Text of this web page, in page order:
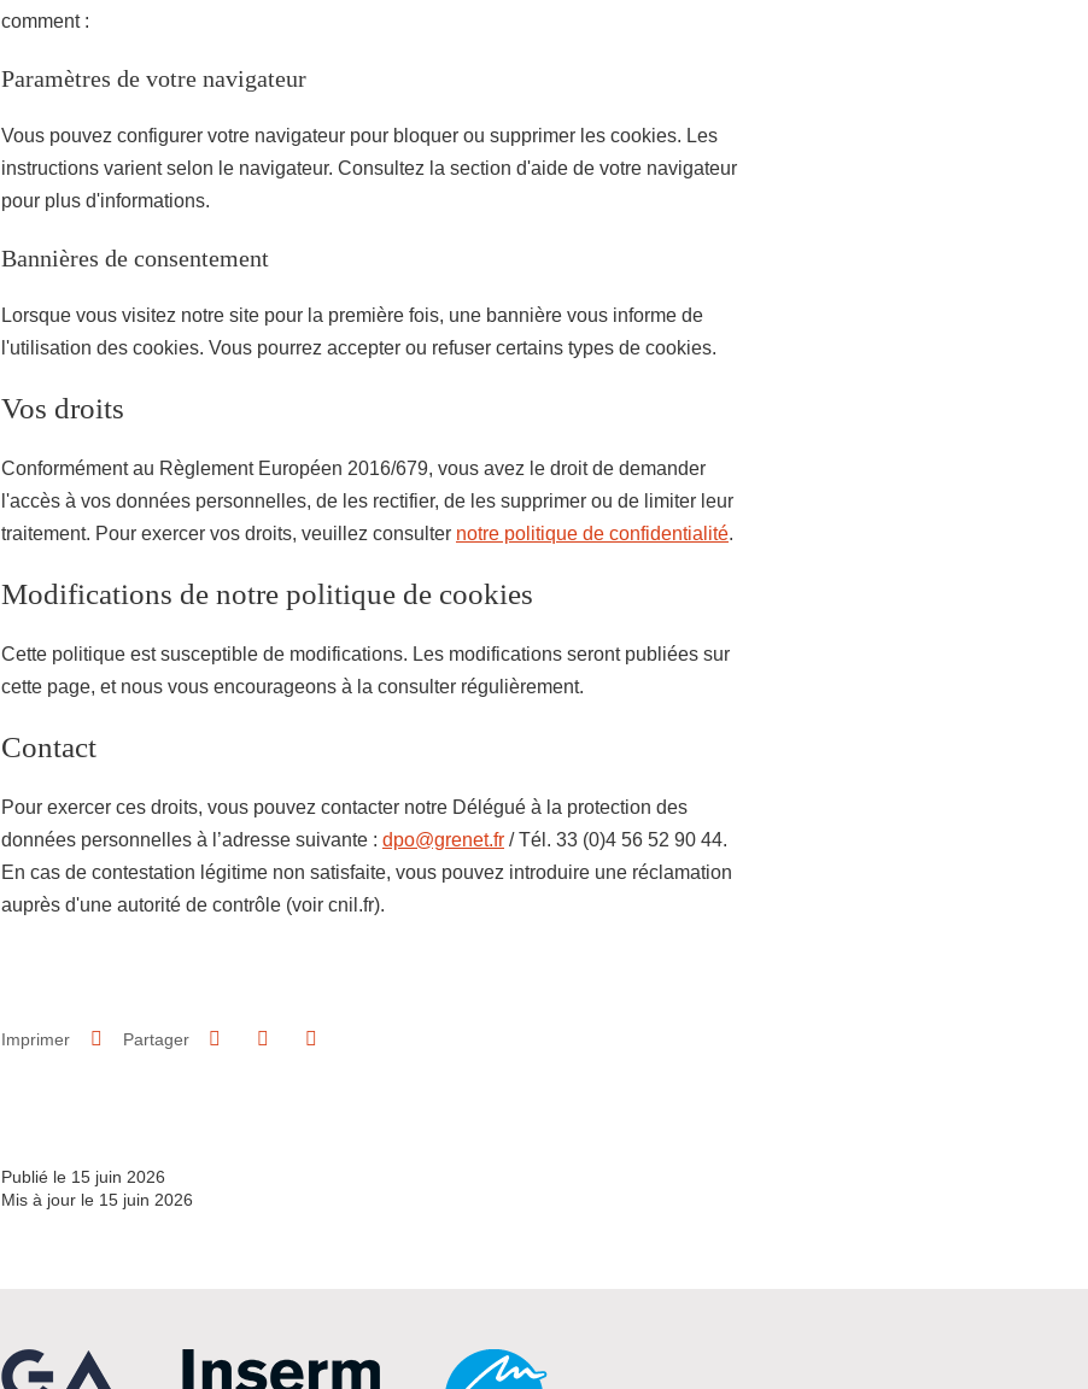
comment :
Paramètres de votre navigateur
Vous pouvez configurer votre navigateur pour bloquer ou supprimer les cookies. Les
instructions varient selon le navigateur. Consultez la section d'aide de votre navigateur
pour plus d'informations.
Bannières de consentement
Lorsque vous visitez notre site pour la première fois, une bannière vous informe de
l'utilisation des cookies. Vous pourrez accepter ou refuser certains types de cookies.
Vos droits
Conformément au Règlement Européen 2016/679, vous avez le droit de demander
l'accès à vos données personnelles, de les rectifier, de les supprimer ou de limiter leur
traitement. Pour exercer vos droits, veuillez consulter notre politique de confidentialité.
Modifications de notre politique de cookies
Cette politique est susceptible de modifications. Les modifications seront publiées sur
cette page, et nous vous encourageons à la consulter régulièrement.
Contact
Pour exercer ces droits, vous pouvez contacter notre Délégué à la protection des
données personnelles à l’adresse suivante : dpo@grenet.fr/ Tél. 33 (0)4 56 52 90 44.
En cas de contestation légitime non satisfaite, vous pouvez introduire une réclamation
auprès d'une autorité de contrôle (voir cnil.fr).
Imprimer Partager Partager sur Facebook
Partager sur LinkedIn
Publié le 15 juin 2026
Mis à jour le 15 juin 2026